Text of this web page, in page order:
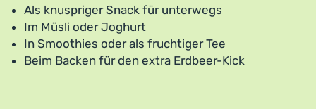
Als knuspriger Snack für unterwegs
Im Müsli oder Joghurt
In Smoothies oder als fruchtiger Tee
Beim Backen für den extra Erdbeer-Kick